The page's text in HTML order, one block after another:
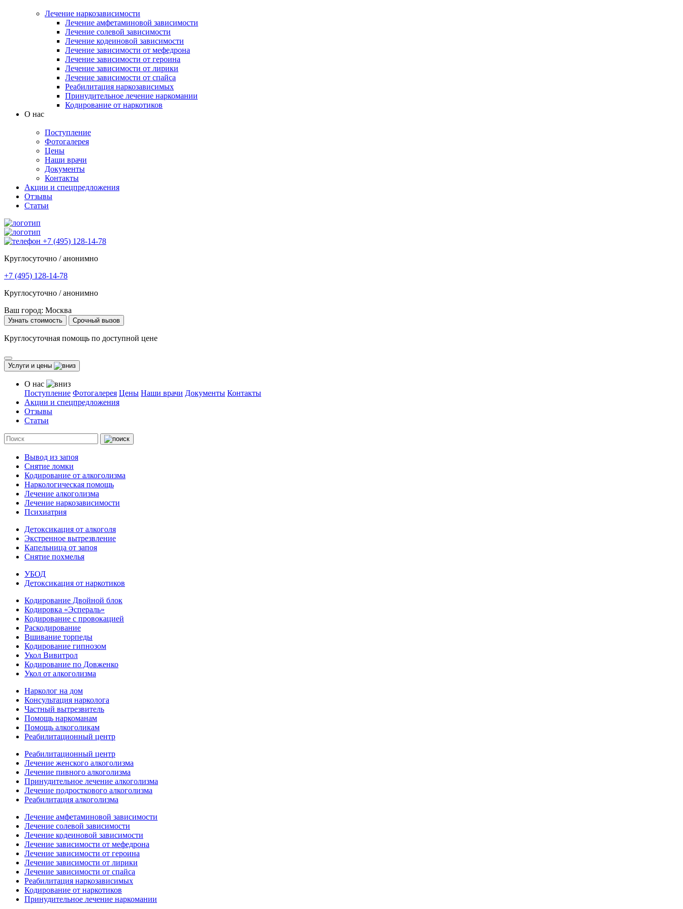
Лечение наркозависимости
Лечение амфетаминовой зависимости
Лечение солевой зависимости
Лечение кодеиновой зависимости
Лечение зависимости от мефедрона
Лечение зависимости от героина
Лечение зависимости от лирики
Лечение зависимости от спайса
Реабилитация наркозависимых
Принудительное лечение наркомании
Кодирование от наркотиков
О нас
Поступление
Фотогалерея
Цены
Наши врачи
Документы
Контакты
Акции и спецпредложения
Отзывы
Статьи
+7 (495) 128-14-78
Круглосуточно / анонимно
+7 (495) 128-14-78
Круглосуточно / анонимно
Ваш город: Москва
Узнать стоимость Срочный вызов
Круглосуточная помощь по доступной цене
Услуги и цены
О нас
Поступление Фотогалерея Цены Наши врачи Документы Контакты
Акции и спецпредложения
Отзывы
Статьи
Вывод из запоя
Снятие ломки
Кодирование от алкоголизма
Наркологическая помощь
Лечение алкоголизма
Лечение наркозависимости
Психиатрия
Детоксикация от алкоголя
Экстренное вытрезвление
Капельница от запоя
Снятие похмелья
УБОД
Детоксикация от наркотиков
Кодирование Двойной блок
Кодировка «Эспераль»
Кодирование с провокацией
Раскодирование
Вшивание торпеды
Кодирование гипнозом
Укол Вивитрол
Кодирование по Довженко
Укол от алкоголизма
Нарколог на дом
Консультация нарколога
Частный вытрезвитель
Помощь наркоманам
Помощь алкоголикам
Реабилитационный центр
Реабилитационный центр
Лечение женского алкоголизма
Лечение пивного алкоголизма
Принудительное лечение алкоголизма
Лечение подросткового алкоголизма
Реабилитация алкоголизма
Лечение амфетаминовой зависимости
Лечение солевой зависимости
Лечение кодеиновой зависимости
Лечение зависимости от мефедрона
Лечение зависимости от героина
Лечение зависимости от лирики
Лечение зависимости от спайса
Реабилитация наркозависимых
Кодирование от наркотиков
Принудительное лечение наркомании